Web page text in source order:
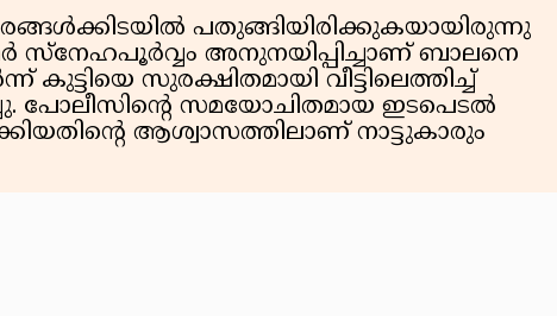
പതുങ്ങിയിരിക്കുകയായിരുന്നു
സ്നേഹപൂർവ്വം അനുനയിപ്പിച്ചാണ് ബാലനെ
കുട്ടിയെ സുരക്ഷിതമായി വീട്ടിലെത്തിച്ച്
പോലീസിൻ്റെ സമയോചിതമായ ഇടപെടൽ
ആശ്വാസത്തിലാണ് നാട്ടുകാരും